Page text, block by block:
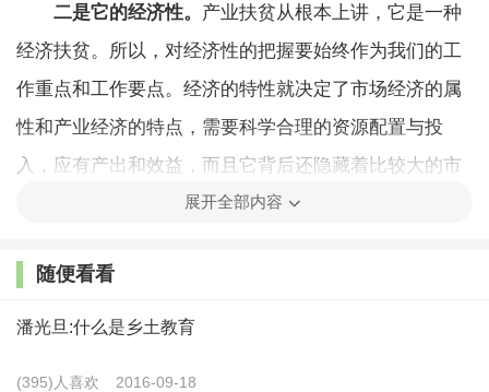
二是它的经济性。 产业扶贫从根本上讲，它是一种
经济扶贫。所以，对经济性的把握要始终作为我们的工
作重点和工作要点。经济的特性就决定了市场经济的属
性和产业经济的特点，需要科学合理的资源配置与投
入，应有产出和效益，而且它背后还隐藏着比较大的市
场风险，甚至是自然风险。
所以，从事扶贫开发工作的同志，都要有清醒的认
一定要慎之又慎，尽可能做到科学、合理，而且要防范
可能的经济风险、政策风险和自然风险。
展开全部内容
随便看看
潘光旦:什么是乡土教育
(395)人喜欢 2016-09-18